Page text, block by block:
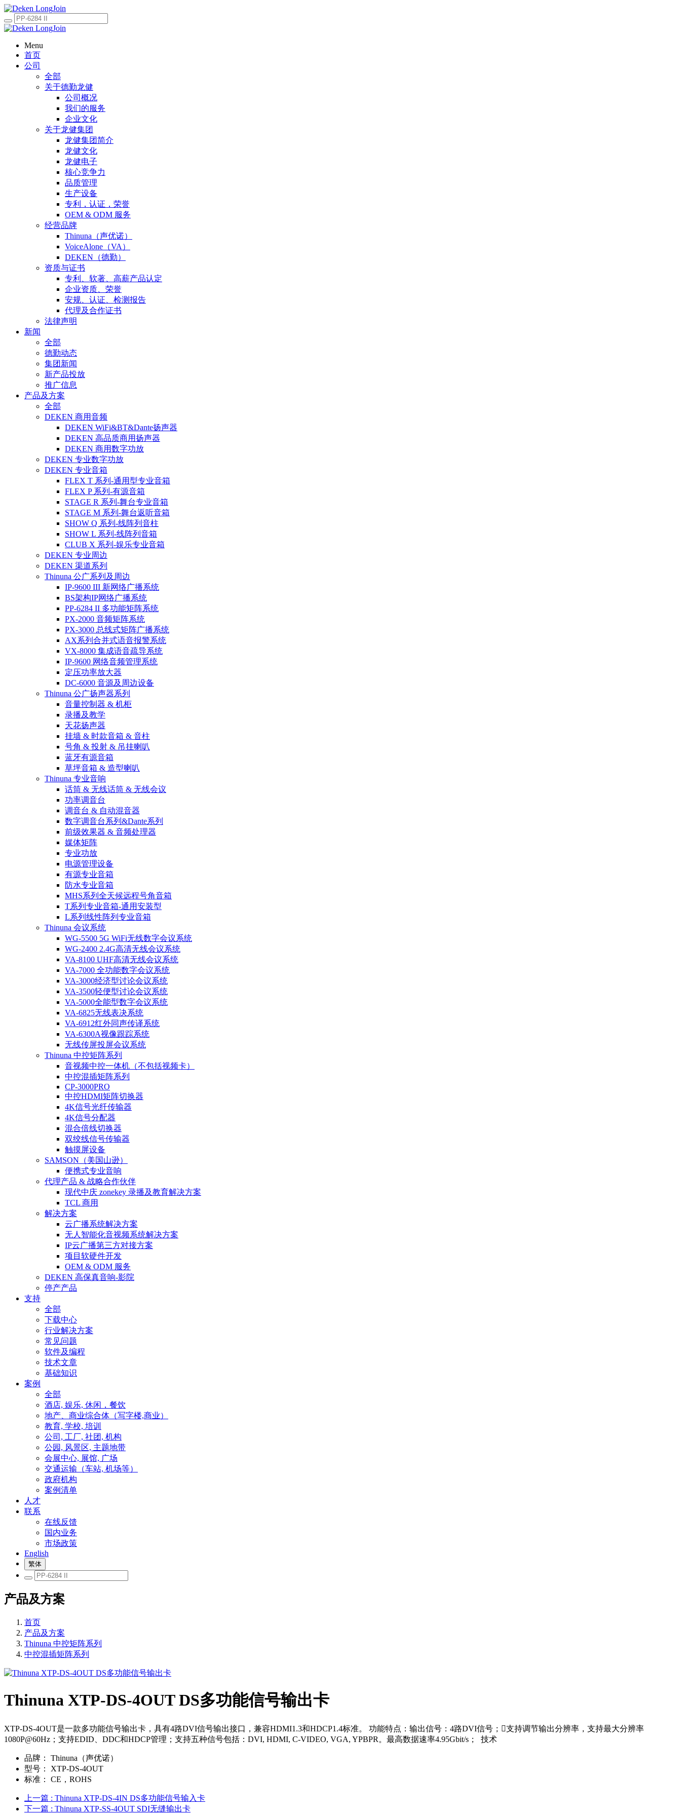
Menu
首页
公司
全部
关于德勤龙健
公司概况
我们的服务
企业文化
关于龙健集团
龙健集团简介
龙健文化
龙健电子
核心竞争力
品质管理
生产设备
专利，认证，荣誉
OEM & ODM 服务
经营品牌
Thinuna（声优诺）
VoiceAlone（VA）
DEKEN（德勤）
资质与证书
专利、软著、高薪产品认定
企业资质、荣誉
安规、认证、检测报告
代理及合作证书
法律声明
新闻
全部
德勤动态
集团新闻
新产品投放
推广信息
产品及方案
全部
DEKEN 商用音频
DEKEN WiFi&BT&Dante扬声器
DEKEN 高品质商用扬声器
DEKEN 商用数字功放
DEKEN 专业数字功放
DEKEN 专业音箱
FLEX T 系列-通用型专业音箱
FLEX P 系列-有源音箱
STAGE R 系列-舞台专业音箱
STAGE M 系列-舞台返听音箱
SHOW Q 系列-线阵列音柱
SHOW L 系列-线阵列音箱
CLUB X 系列-娱乐专业音箱
DEKEN 专业周边
DEKEN 渠道系列
Thinuna 公广系列及周边
IP-9600 III 新网络广播系统
BS架构IP网络广播系统
PP-6284 II 多功能矩阵系统
PX-2000 音频矩阵系统
PX-3000 总线式矩阵广播系统
AX系列合并式语音报警系统
VX-8000 集成语音疏导系统
IP-9600 网络音频管理系统
定压功率放大器
DC-6000 音源及周边设备
Thinuna 公广扬声器系列
音量控制器 & 机柜
录播及教学
天花扬声器
挂墙 & 时款音箱 & 音柱
号角 & 投射 & 吊挂喇叭
蓝牙有源音箱
草坪音箱 & 造型喇叭
Thinuna 专业音响
话筒 & 无线话筒 & 无线会议
功率调音台
调音台 & 自动混音器
数字调音台系列&Dante系列
前级效果器 & 音频处理器
媒体矩阵
专业功放
电源管理设备
有源专业音箱
防水专业音箱
MHS系列全天候远程号角音箱
T系列专业音箱-通用安装型
L系列线性阵列专业音箱
Thinuna 会议系统
WG-5500 5G WiFi无线数字会议系统
WG-2400 2.4G高清无线会议系统
VA-8100 UHF高清无线会议系统
VA-7000 全功能数字会议系统
VA-3000经济型讨论会议系统
VA-3500轻便型讨论会议系统
VA-5000全能型数字会议系统
VA-6825无线表决系统
VA-6912红外同声传译系统
VA-6300A视像跟踪系统
无线传屏投屏会议系统
Thinuna 中控矩阵系列
音视频中控一体机（不包括视频卡）
中控混插矩阵系列
CP-3000PRO
中控HDMI矩阵切换器
4K信号光纤传输器
4K信号分配器
混合倍线切换器
双绞线信号传输器
触摸屏设备
SAMSON（美国山逊）
便携式专业音响
代理产品 & 战略合作伙伴
现代中庆 zonekey 录播及教育解决方案
TCL 商用
解决方案
云广播系统解决方案
无人智能化音视频系统解决方案
IP云广播第三方对接方案
项目软硬件开发
OEM & ODM 服务
DEKEN 高保真音响-影院
停产产品
支持
全部
下载中心
行业解决方案
常见问题
软件及编程
技术文章
基础知识
案例
全部
酒店, 娱乐, 休闲，餐饮
地产、商业综合体（写字楼,商业）
教育, 学校, 培训
公司, 工厂, 社团, 机构
公园, 风景区, 主题地带
会展中心, 展馆, 广场
交通运输（车站, 机场等）
政府机构
案例清单
人才
联系
在线反馈
国内业务
市场政策
English
繁体
产品及方案
首页
产品及方案
Thinuna 中控矩阵系列
中控混插矩阵系列
Thinuna XTP-DS-4OUT DS多功能信号输出卡
XTP-DS-4OUT是一款多功能信号输出卡，具有4路DVI信号输出接口，兼容HDMI1.3和HDCP1.4标准。 功能特点：输出信号：4路DVI信号；支持调节输出分辨率，支持最大分辨率
1080P@60Hz；支持EDID、DDC和HDCP管理；支持五种信号包括：DVI, HDMI, C-VIDEO, VGA, YPBPR。最高数据速率4.95Gbit/s； 技术
品牌：
Thinuna（声优诺）
型号：
XTP-DS-4OUT
标准：
CE，ROHS
上一篇 : Thinuna XTP-DS-4IN DS多功能信号输入卡
下一篇 : Thinuna XTP-SS-4OUT SDI无缝输出卡